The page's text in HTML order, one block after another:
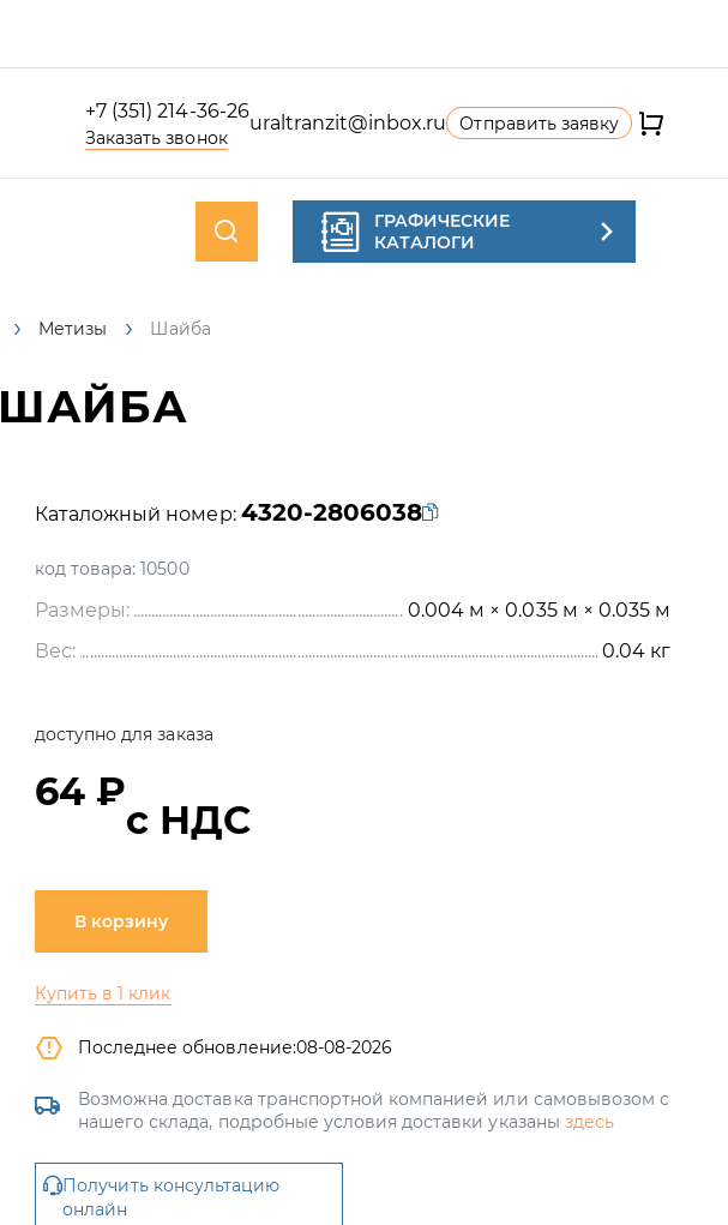
+7 (351) 214-36-26
Заказать звонок
uraltranzit@inbox.ru Отправить заявку
ГРАФИЧЕСКИЕ
КАТАЛОГИ
Метизы Шайба
ШАЙБА
Каталожный номер: 4320-2806038
код товара: 10500
Размеры:
0.004 м × 0.035 м × 0.035 м
Вес:
0.04 кг
доступно для заказа
64 ₽
с НДС
В корзину
Купить в 1 клик
Последнее обновление:08-08-2026
Возможна доставка транспортной компанией или самовывозом с
нашего склада, подробные условия доставки указаны здесь
Получить консультацию
онлайн